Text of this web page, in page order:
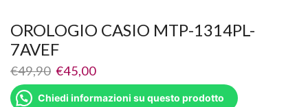
OROLOGIO CASIO MTP-1314PL-
7AVEF
€49,90 €45,00
Chiedi informazioni su questo prodotto